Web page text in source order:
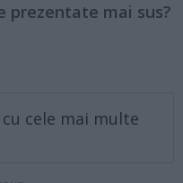
prezentate mai sus?
cele mai multe